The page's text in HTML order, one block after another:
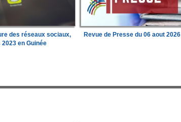
des réseaux sociaux,
2023 en Guinée
Revue de Presse du 06 aout 2026